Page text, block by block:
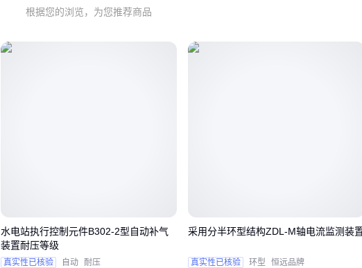
当患者呼吸流速不足或手口协调困难时，应考虑搭配储雾罐或
对于中重度COPD患者，呼吸驱动型装置能自动感应吸气动作
给药，但成本和维护复杂度显著增加。最终选择应基于临床评
根据您的浏览，为您推荐商品
水电站执行控制元件B302-2型自动补气
装置耐压等级
真实性已核验 自动 耐压
采用分半环型结构ZDL-M轴电流监测装
真实性已核验 环型 恒远品牌